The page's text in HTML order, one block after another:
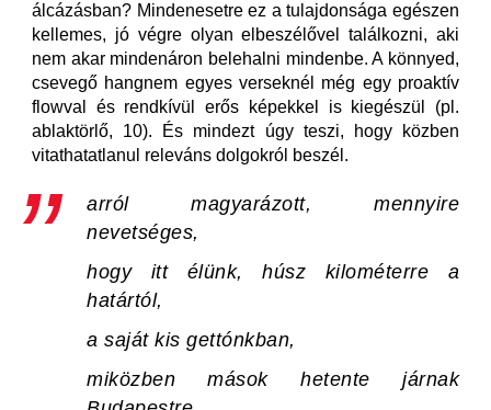
álcázásban? Mindenesetre ez a tulajdonsága egészen
kellemes, jó végre olyan elbeszélővel találkozni, aki
nem akar mindenáron belehalni mindenbe. A könnyed,
csevegő hangnem egyes verseknél még egy proaktív
flowval és rendkívül erős képekkel is kiegészül (pl.
ablaktörlő, 10). És mindezt úgy teszi, hogy közben
vitathatatlanul releváns dolgokról beszél.
arról magyarázott, mennyire
nevetséges,
hogy itt élünk, húsz kilométerre a
határtól,
a saját kis gettónkban,
miközben mások hetente járnak